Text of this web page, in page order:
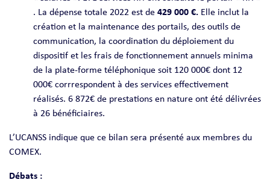
. La dépense totale 2022 est de 429 000 €. Elle inclut la
création et la maintenance des portails, des outils de
communication, la coordination du déploiement du
dispositif et les frais de fonctionnement annuels minima
de la plate-forme téléphonique soit 120 000€ dont 12
000€ corrrespondent à des services effectivement
réalisés. 6 872€ de prestations en nature ont été délivrées
à 26 bénéficiaires.
L’UCANSS indique que ce bilan sera présenté aux membres du
COMEX.
Débats :